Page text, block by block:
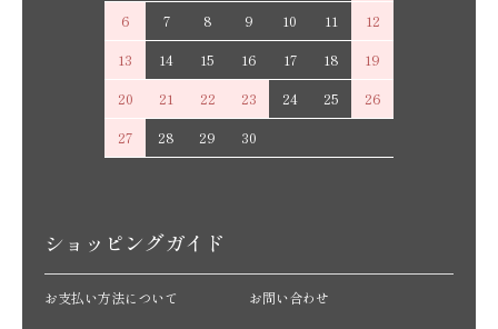
6
7 8 9 10 11
12
13
14 15 16 17 18
19
20
21 22 23 24 25
26
27
28 29 30
ショッピングガイド
お支払い方法について お問い合わせ